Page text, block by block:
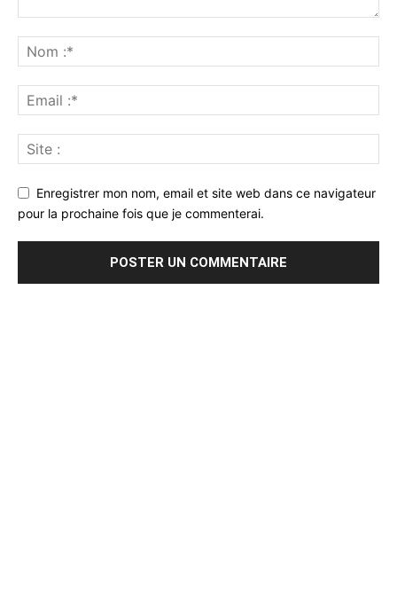
Enregistrer mon nom, email et site web dans ce navigateur
pour la prochaine fois que je commenterai.